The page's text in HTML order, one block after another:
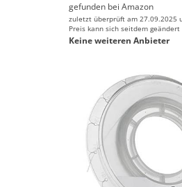
gefunden bei Amazon
zuletzt überprüft am 27.09.2025
Preis kann sich seitdem geändert
Keine weiteren Anbieter